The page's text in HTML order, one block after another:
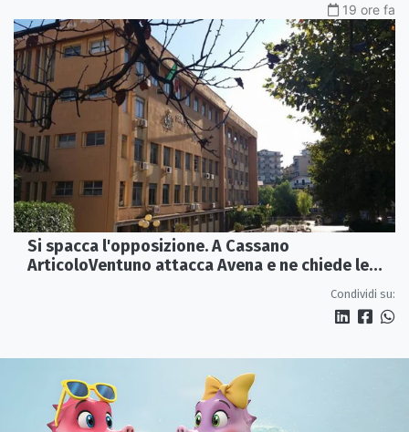
19 ore fa
Si spacca l'opposizione. A Cassano
ArticoloVentuno attacca Avena e ne chiede le
Condividi su: